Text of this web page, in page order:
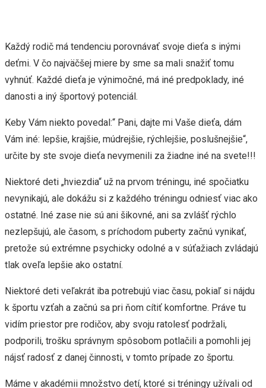
Každý rodič má tendenciu porovnávať svoje dieťa s inými
deťmi. V čo najväčšej miere by sme sa mali snažiť tomu
vyhnúť. Každé dieťa je výnimočné, má iné predpoklady, iné
danosti a iný športový potenciál.
Keby Vám niekto povedal:“ Pani, dajte mi Vaše dieťa, dám
Vám iné: lepšie, krajšie, múdrejšie, rýchlejšie, poslušnejšie“,
určite by ste svoje dieťa nevymenili za žiadne iné na svete!!!
Niektoré deti „hviezdia“ už na prvom tréningu, iné spočiatku
nevynikajú, ale dokážu si z každého tréningu odniesť viac ako
ostatné. Iné zase nie sú ani šikovné, ani sa zvlášť rýchlo
nezlepšujú, ale časom, s príchodom puberty začnú vynikať,
pretože sú extrémne psychicky odolné a v súťažiach zvládajú
tlak oveľa lepšie ako ostatní.
Niektoré deti veľakrát iba potrebujú viac času, pokiaľ si nájdu
k športu vzťah a začnú sa pri ňom cítiť komfortne. Práve tu
vidím priestor pre rodičov, aby svoju ratolesť podržali,
podporili, trošku správnym spôsobom potlačili a pomohli jej
nájsť radosť z danej činnosti, v tomto prípade zo športu.
Máme v akadémii množstvo detí, ktoré si tréningy užívali od